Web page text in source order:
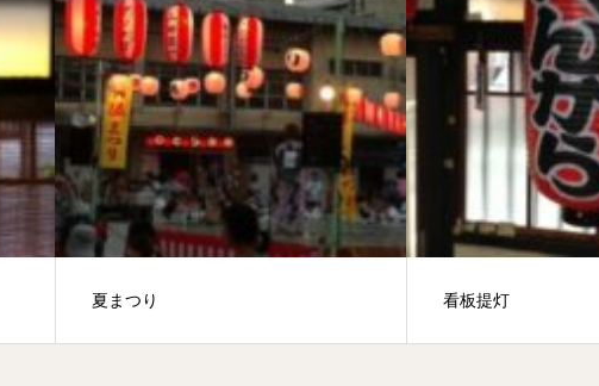
夏まつり 看板提灯